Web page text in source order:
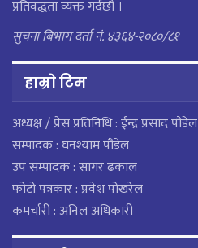
प्रतिवद्धता व्यक्त गर्दछौं ।
सुचना बिभाग दर्ता नं. ४३६४-२०८०/८१
हाम्राे टिम
अध्यक्ष / प्रेस प्रतिनिधि : ईन्द्र प्रसाद पौडेल
सम्पादक : घनश्याम पौडेल
उप सम्पादक : सागर ढकाल
फोटो पत्रकार : प्रवेश पोखरेल
कमर्चारी : अनिल अधिकारी